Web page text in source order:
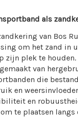
als
van Bos
om het zand in
zijn plek te houden.
van
die
en
en
te plaatsen langs